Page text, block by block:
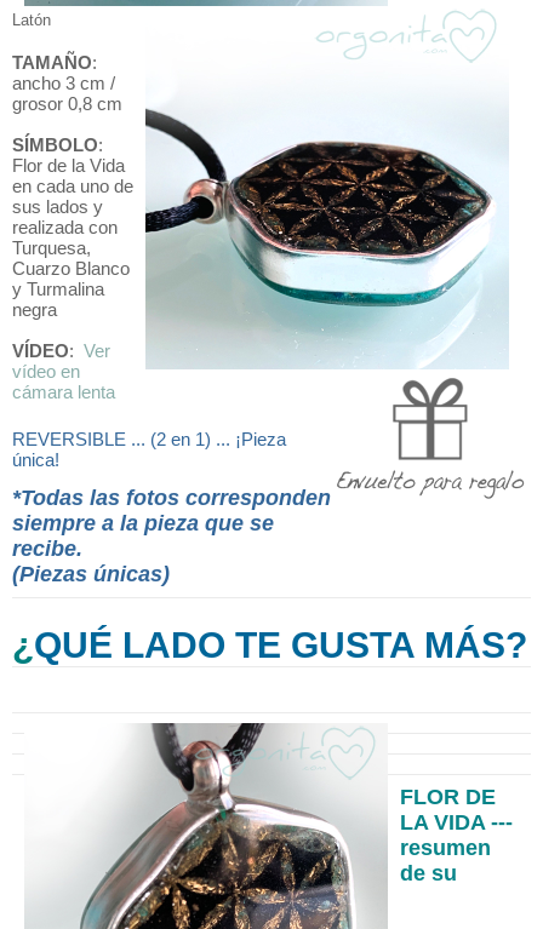
Latón
TAMAÑO:
ancho 3 cm /
grosor 0,8 cm
SÍMBOLO:
Flor de la Vida
en cada uno de
sus lados y
realizada con
Turquesa,
Cuarzo Blanco
y Turmalina
negra
VÍDEO: Ver
vídeo en
cámara lenta
REVERSIBLE ... (2 en 1) ... ¡Pieza
única!
*Todas las fotos corresponden
siempre a la pieza que se
recibe.
(Piezas únicas)
¿ QUÉ LADO TE GUSTA MÁS?
FLOR DE
LA VIDA ---
resumen
de su